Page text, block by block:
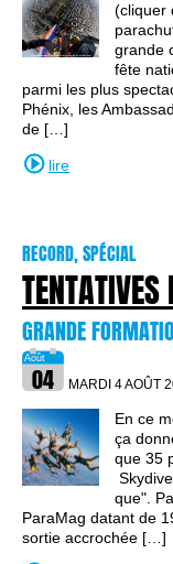
(cliquer
grande
fête
parmi les plus
Phénix, les
de […]
lire
RECORD, SPÉCIAL
GRANDE
MARDI 4 AOÛT
En ce
ça
que 35
que".
ParaMag datant de
sortie accrochée […]